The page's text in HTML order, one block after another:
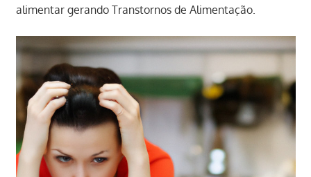
alimentar gerando Transtornos de Alimentação.